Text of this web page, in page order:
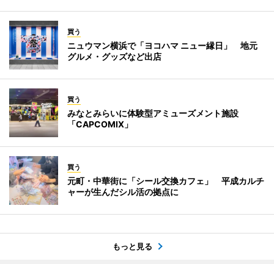
買う
ニュウマン横浜で「ヨコハマ ニュー縁日」 地元
グルメ・グッズなど出店
買う
みなとみらいに体験型アミューズメント施設
「CAPCOMIX」
買う
元町・中華街に「シール交換カフェ」 平成カルチ
ャーが生んだシル活の拠点に
もっと見る